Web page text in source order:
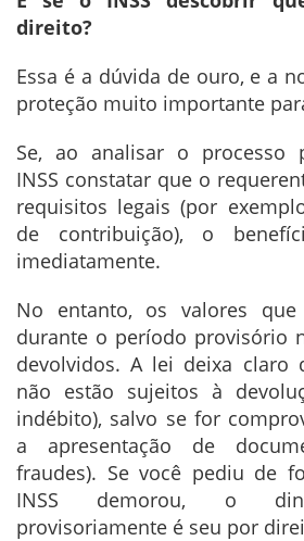
direito?
Essa é a dúvida de ouro, e a
proteção muito importante
Se, ao analisar o processo
INSS constatar que o
requisitos legais (por
de contribuição), o
imediatamente.
No entanto, os valores
durante o período provisório
devolvidos. A lei deixa claro
não estão sujeitos à
indébito), salvo se for
a apresentação de
fraudes). Se você pediu de
INSS demorou, o
provisoriamente é seu por